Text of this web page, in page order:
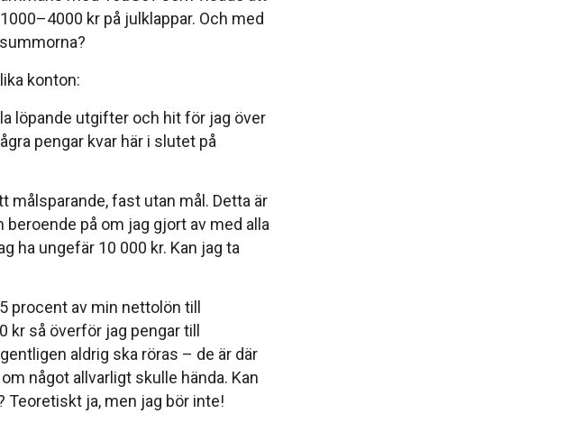
kr på julklappar. Och med
konton:
löpande utgifter och hit för jag över
pengar kvar här i slutet på
målsparande, fast utan mål. Detta är
på om jag gjort av med alla
ha ungefär 10 000 kr. Kan jag ta
procent av min nettolön till
kr så överför jag pengar till
aldrig ska röras – de är där
något allvarligt skulle hända. Kan
Teoretiskt ja, men jag bör inte!